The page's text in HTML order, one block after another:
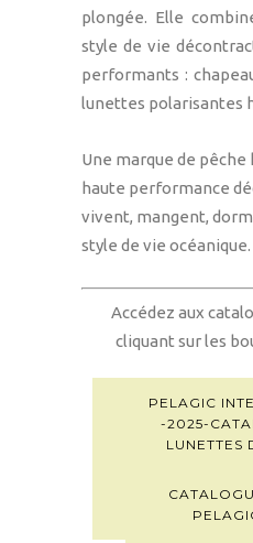
plongée. Elle
style de vie
performants :
lunettes polarisantes
Une marque de
haute performance
vivent, mangent,
style de vie océanique.
Accédez aux
cliquant sur les
PELAGIC
-2025-
LUNETTES